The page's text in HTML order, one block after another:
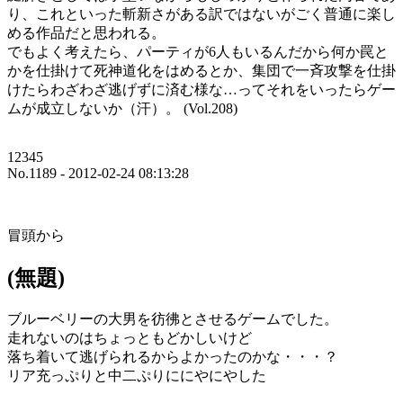
り、これといった斬新さがある訳ではないがごく普通に楽し
める作品だと思われる。
でもよく考えたら、パーティが6人もいるんだから何か罠と
かを仕掛けて死神道化をはめるとか、集団で一斉攻撃を仕掛
けたらわざわざ逃げずに済む様な…ってそれをいったらゲー
ムが成立しないか（汗）。 (Vol.208)
12345
No.1189 - 2012-02-24 08:13:28
冒頭から
(無題)
ブルーベリーの大男を彷彿とさせるゲームでした。
走れないのはちょっともどかしいけど
落ち着いて逃げられるからよかったのかな・・・？
リア充っぷりと中二ぷりににやにやした